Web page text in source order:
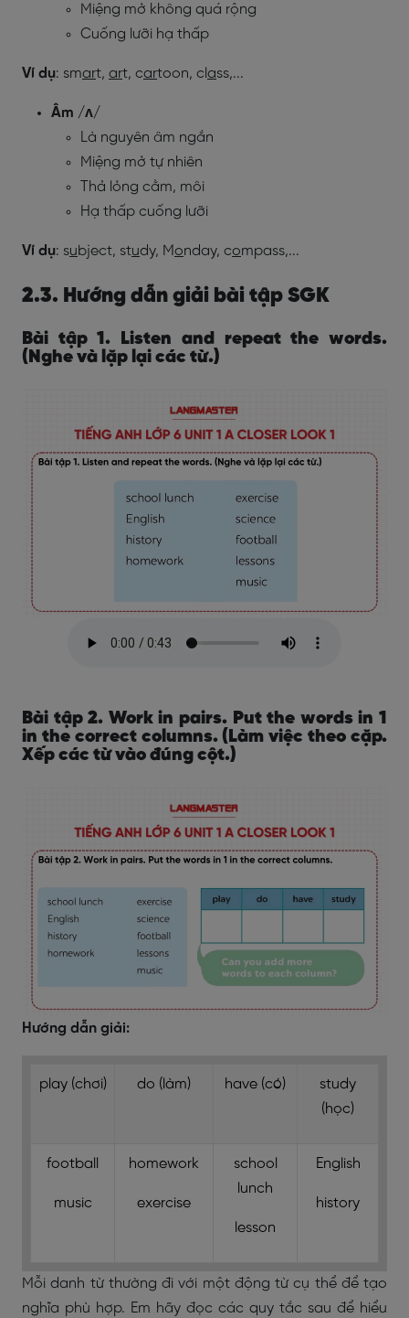
Miệng mở không quá rộng
Cuống lưỡi hạ thấp
Ví dụ: smart, art, cartoon, cl ass,...
Âm /ʌ/
Là nguyên âm ngắn
Miệng mở tự nhiên
Thả lỏng cằm, môi
Hạ thấp cuống lưỡi
Ví dụ: subject, study, Monday, compass,...
2.3. Hướng dẫn giải bài tập SGK
Bài tập 1. Listen and repeat the words.
(Nghe và lặp lại các từ.)
Bài tập 2. Work in pairs. Put the words in 1
in the correct columns. (Làm việc theo cặp.
Xếp các từ vào đúng cột.)
Hướng dẫn giải:
play (chơi) do (làm) have (có)
study
(học)
football
music
homework
exercise
school
lunch
lesson
English
history
Mỗi danh từ thường đi với một động từ cụ thể để tạo
nghĩa phù hợp. Em hãy đọc các quy tắc sau để hiểu